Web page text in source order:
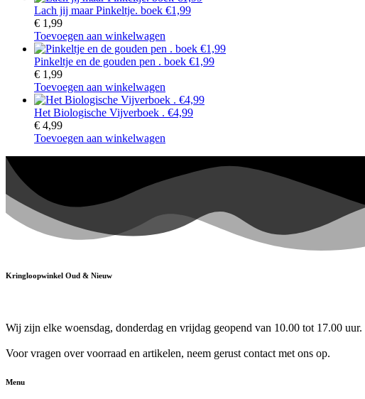
Lach jij maar Pinkeltje. boek €1,99
€ 1,99
Toevoegen aan winkelwagen
Pinkeltje en de gouden pen . boek €1,99
€ 1,99
Toevoegen aan winkelwagen
Het Biologische Vijverboek . €4,99
€ 4,99
Toevoegen aan winkelwagen
Kringloopwinkel Oud & Nieuw
Wij zijn elke woensdag, donderdag en vrijdag geopend van 10.00 tot 17.00
Voor vragen over voorraad en artikelen, neem gerust contact met ons op.
Menu